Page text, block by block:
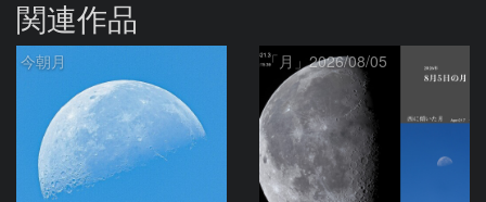
関連作品
今朝月 「月」2026/08/05